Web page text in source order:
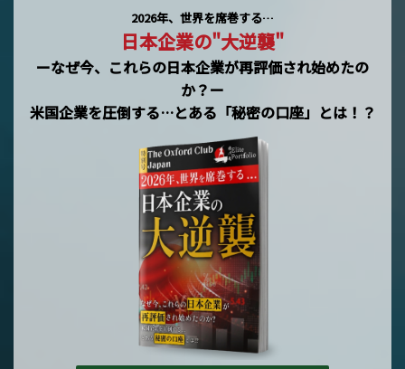
2026年、世界を席巻する…
日本企業の"大逆襲"
ーなぜ今、これらの日本企業が再評価され始めたの
か？ー
米国企業を圧倒する…とある「秘密の口座」とは！？